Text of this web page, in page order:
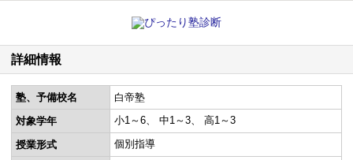
詳細情報
塾、予備校名
白帝塾
対象学年
小1～6 中1～3 高1～3
授業形式 個別指導